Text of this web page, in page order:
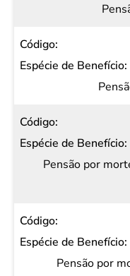
Pensão por
Pensão por